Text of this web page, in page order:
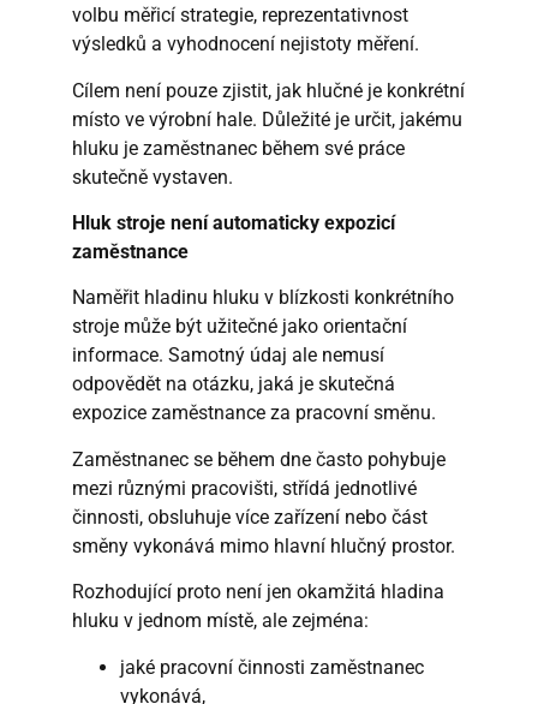
volbu měřicí strategie, reprezentativnost
výsledků a vyhodnocení nejistoty měření.
Cílem není pouze zjistit, jak hlučné je konkrétní
místo ve výrobní hale. Důležité je určit, jakému
hluku je zaměstnanec během své práce
skutečně vystaven.
Hluk stroje není automaticky expozicí
zaměstnance
Naměřit hladinu hluku v blízkosti konkrétního
stroje může být užitečné jako orientační
informace. Samotný údaj ale nemusí
odpovědět na otázku, jaká je skutečná
expozice zaměstnance za pracovní směnu.
Zaměstnanec se během dne často pohybuje
mezi různými pracovišti, střídá jednotlivé
činnosti, obsluhuje více zařízení nebo část
směny vykonává mimo hlavní hlučný prostor.
Rozhodující proto není jen okamžitá hladina
hluku v jednom místě, ale zejména:
jaké pracovní činnosti zaměstnanec
vykonává,